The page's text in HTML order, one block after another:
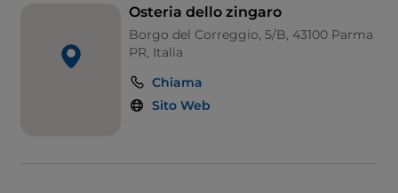
Osteria dello zingaro
Borgo del Correggio, 5/B, 43100 Parma
PR, Italia
Chiama
Sito Web